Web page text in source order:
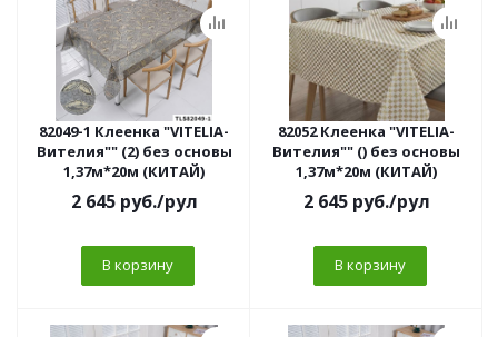
82049-1 Клеенка "VITELIA-
Вителия"" (2) без основы
1,37м*20м (КИТАЙ)
2 645руб./рул
В корзину
82052 Клеенка "VITELIA-
Вителия"" () без основы
1,37м*20м (КИТАЙ)
2 645руб./рул
В корзину